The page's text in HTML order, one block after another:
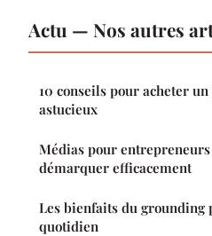
Actu — Nos autres
10 conseils pour acheter
astucieux
Médias pour entrepreneurs
démarquer efficacement
Les bienfaits du grounding
quotidien